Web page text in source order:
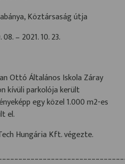
Köztársaság útja
08. – 2021. 10. 23.
Ottó Általános Iskola Záray
kívüli parkolója került
egy közel 1.000 m2-es
el.
Hungária Kft. végezte.